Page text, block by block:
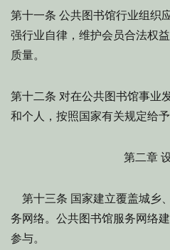
第十一条 公共图书馆行业组织
强行业自律，维护会员合法权
质量。
第十二条 对在公共图书馆事业
和个人，按照国家有关规定给予
第二章
第十三条 国家建立覆盖城乡
务网络。公共图书馆服务网络
参与。